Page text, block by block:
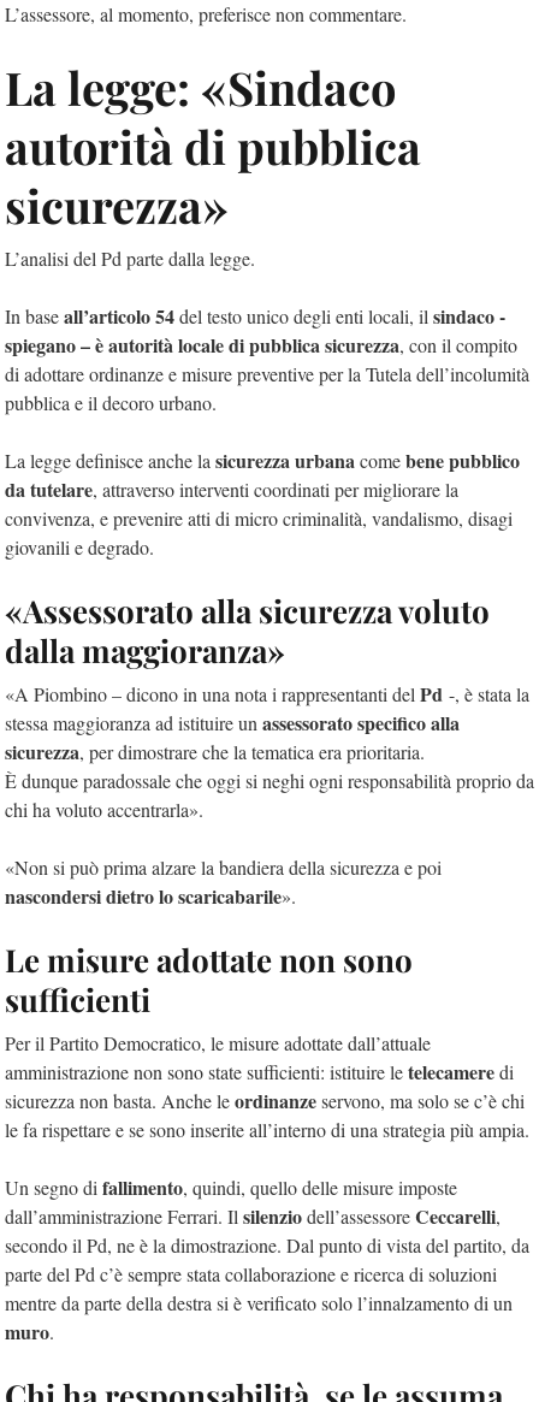
L’assessore, al momento, preferisce non commentare.
La legge: «Sindaco
autorità di pubblica
sicurezza»
L’analisi del Pd parte dalla legge.
In baseall’articolo54del testo unico degli enti locali, ilsindaco -
spiegano – è autorità locale di pubblica sicurezza, con il compito
di adottare ordinanze e misure preventive per la Tutela dell’incolumità
pubblica e il decoro urbano.
La legge definisce anche lasicurezzaurbanacomebene pubblico
da tutelare, attraverso interventi coordinati per migliorare la
convivenza, e prevenire atti di micro criminalità, vandalismo, disagi
giovanili e degrado.
«Assessorato alla sicurezza voluto
dalla maggioranza»
«A Piombino – dicono in una nota i rappresentanti delPd -, è stata la
stessa maggioranza ad istituire unassessoratospecificoalla
sicurezza, per dimostrare che la tematica era prioritaria.
È dunque paradossale che oggi si neghi ogni responsabilità proprio da
chi ha voluto accentrarla».
«Non si può prima alzare la bandiera della sicurezza e poi
nascondersi dietro lo scaricabarile».
Le misure adottate non sono
sufficienti
Per il Partito Democratico, le misure adottate dall’attuale
amministrazione non sono state sufficienti: istituire letelecameredi
sicurezza non basta. Anche leordinanzeservono, ma solo se c’è chi
le fa rispettare e se sono inserite all’interno di una strategia più ampia.
Un segno difallimento, quindi, quello delle misure imposte
dall’amministrazione Ferrari. Ilsilenziodell’assessoreCeccarelli,
secondo il Pd, ne è la dimostrazione. Dal punto di vista del partito, da
parte del Pd c’è sempre stata collaborazione e ricerca di soluzioni
mentre da parte della destra si è verificato solo l’innalzamento di un
muro.